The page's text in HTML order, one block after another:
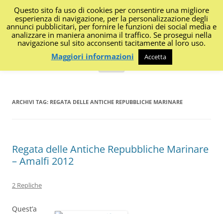
I Diari di Portanapoli
Impressioni, sapori, colori dalla regione
Vai
ARCHIVI TAG: REGATA DELLE ANTICHE REPUBBLICHE MARINARE
Regata delle Antiche Repubbliche Marinare
– Amalfi 2012
2 Repliche
Quest’a
Questo sito fa uso di cookies per consentire una migliore
esperienza di navigazione, per la personalizzazione degli
annunci pubblicitari, per fornire le funzioni dei social media e
analizzare in maniera anonima il traffico. Se prosegui nella
navigazione sul sito acconsenti tacitamente al loro uso.
Maggiori informazioni
Accetta